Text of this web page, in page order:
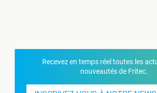
Recevez en temps réel toutes les
nouveautés de Fritec.